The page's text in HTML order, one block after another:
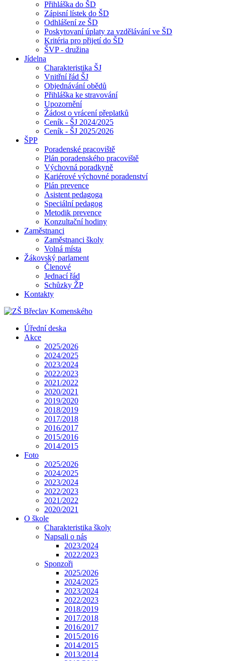
Přihláška do ŠD
Zápisní lístek do ŠD
Odhlášení ze ŠD
Poskytovaní úplaty za vzdělávání ve ŠD
Kritéria pro přijetí do ŠD
ŠVP - družina
Jídelna
Charakteristika ŠJ
Vnitřní řád ŠJ
Objednávání obědů
Přihláška ke stravování
Upozornění
Žádost o vrácení přeplatků
Ceník - ŠJ 2024/2025
Ceník - ŠJ 2025/2026
ŠPP
Poradenské pracoviště
Plán poradenského pracoviště
Výchovná poradkyně
Kariérové výchovné poradenství
Plán prevence
Asistent pedagoga
Speciální pedagog
Metodik prevence
Konzultační hodiny
Zaměstnanci
Zaměstnanci školy
Volná místa
Žákovský parlament
Členové
Jednací řád
Schůzky ŽP
Kontakty
Úřední deska
Akce
2025/2026
2024/2025
2023/2024
2022/2023
2021/2022
2020/2021
2019/2020
2018/2019
2017/2018
2016/2017
2015/2016
2014/2015
Foto
2025/2026
2024/2025
2023/2024
2022/2023
2021/2022
2020/2021
O škole
Charakteristika školy
Napsali o nás
2023/2024
2022/2023
Sponzoři
2025/2026
2024/2025
2023/2024
2022/2023
2018/2019
2017/2018
2016/2017
2015/2016
2014/2015
2013/2014